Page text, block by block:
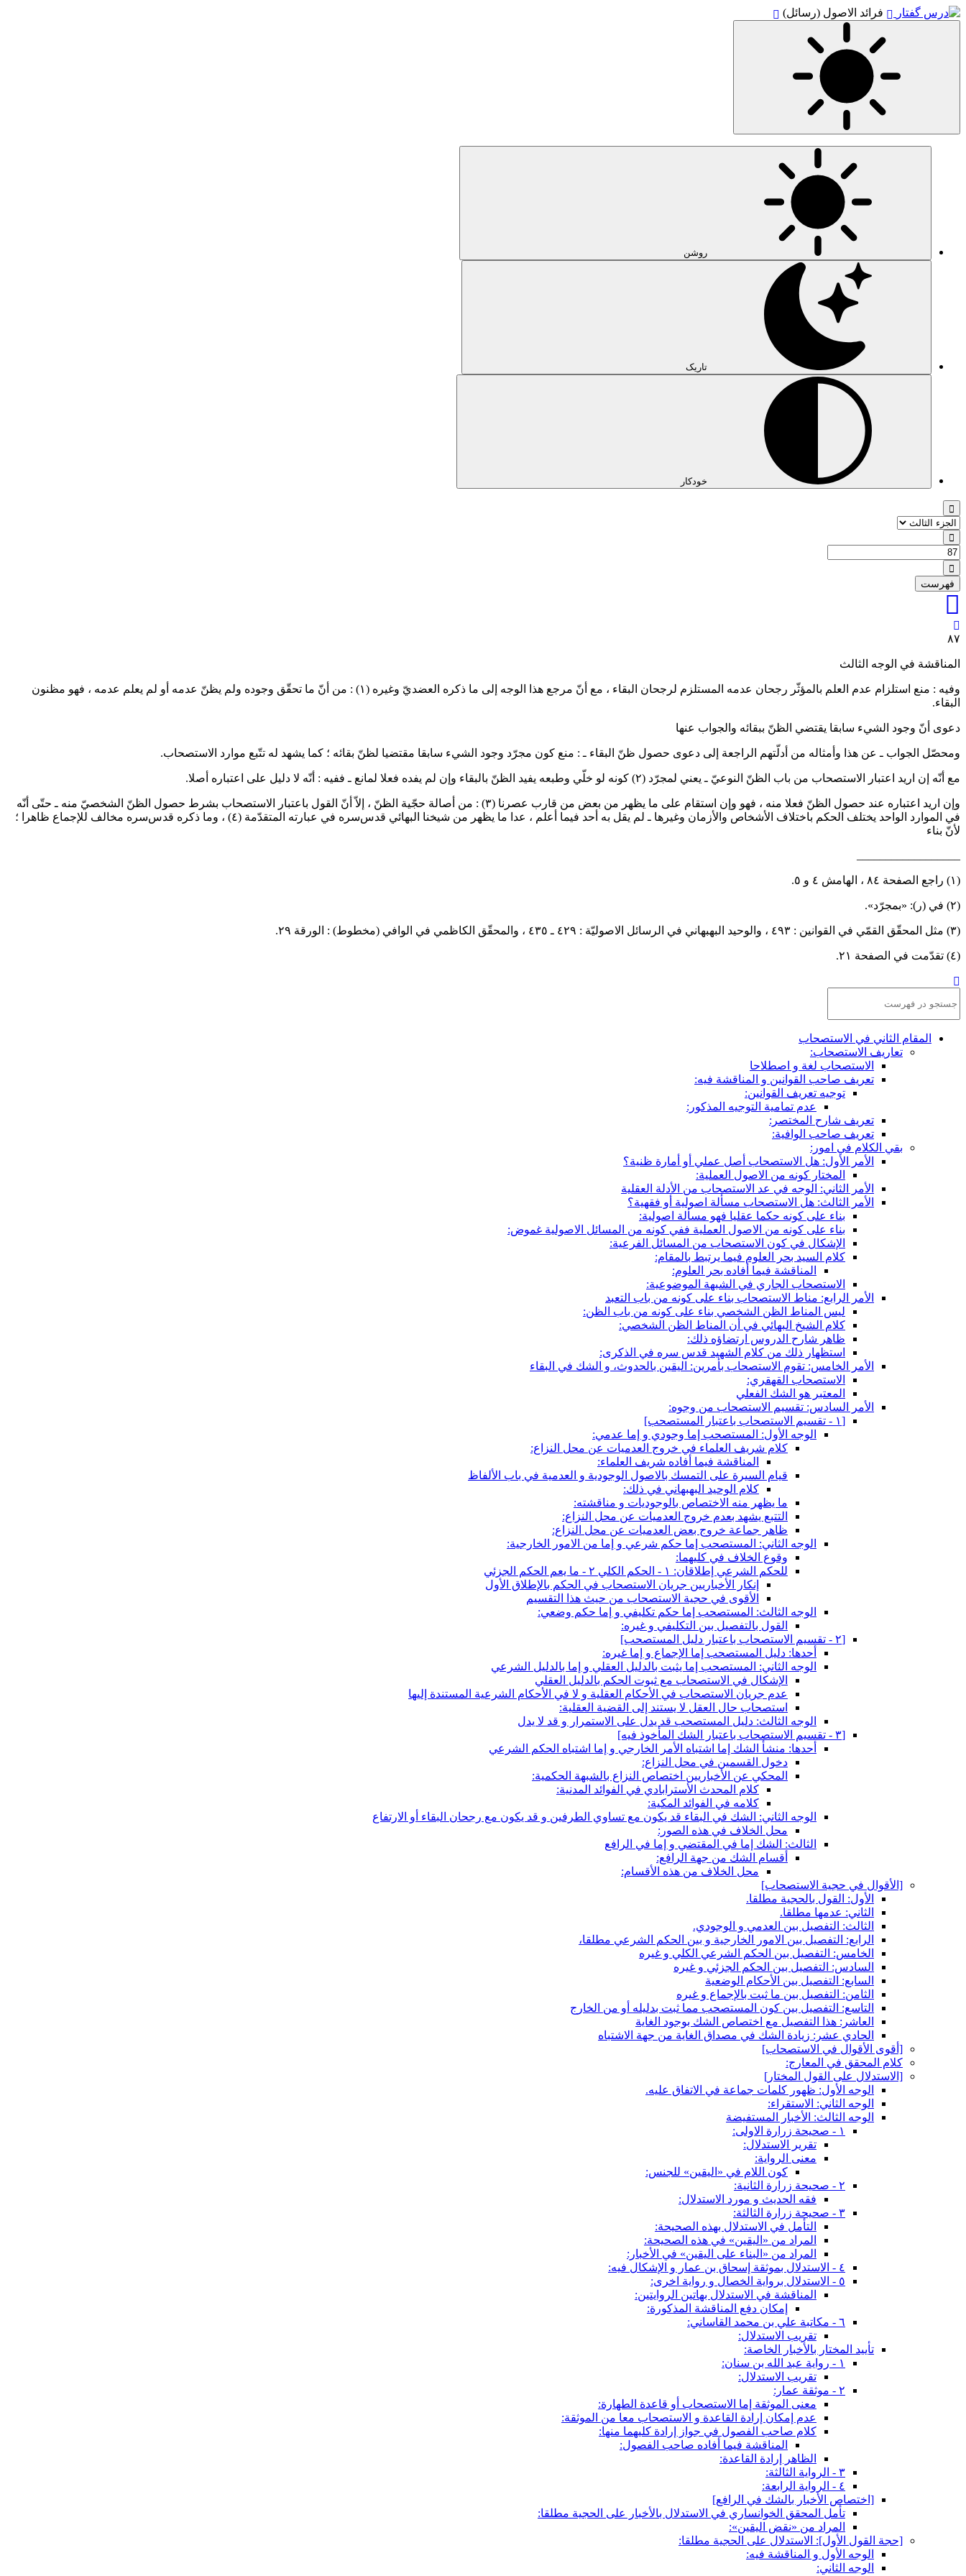
فرائد الاصول (رسائل)
فهرست
٨٧
المناقشة في الوجه الثالث
وفيه : منع استلزام عدم العلم بالمؤثّر رجحان عدمه المستلزم لرجحان البقاء ، مع أنّ مرجع هذا الوجه إلى ما ذكره العضديّ وغيره (١)
: من أنّ ما تحقّق وجوده ولم يظنّ عدمه أو لم يعلم عدمه ، فهو مظنون
البقاء.
دعوى أنّ وجود الشيء سابقا يقتضي الظنّ ببقائه والجواب عنها
ومحصّل الجواب ـ عن هذا وأمثاله من أدلّتهم الراجعة إلى دعوى حصول ظنّ البقاء ـ : منع كون مجرّد وجود الشيء سابقا مقتضيا لظنّ بقائه ؛ كما يشهد له تتّبع موارد الاستصحاب.
مع أنّه إن اريد اعتبار الاستصحاب من باب الظنّ النوعيّ ـ يعني لمجرّد (٢) كونه لو خلّي وطبعه يفيد الظنّ بالبقاء وإن لم يفده فعلا لمانع ـ ففيه : أنّه لا دليل على اعتباره أصلا.
وإن اريد اعتباره عند حصول الظنّ فعلا منه ، فهو وإن استقام على ما يظهر من بعض من قارب عصرنا (٣)
: من أصالة حجّية الظنّ ، إلاّ أنّ القول باعتبار الاستصحاب بشرط حصول الظنّ الشخصيّ منه ـ حتّى أنّه
في الموارد الواحد يختلف الحكم باختلاف الأشخاص والأزمان وغيرها ـ لم يقل به أحد فيما أعلم ، عدا ما يظهر من شيخنا البهائي قدس‌سره في عبارته المتقدّمة (٤) ، وما ذكره قدس‌سره مخالف للإجماع ظاهرا ؛
لأنّ بناء
(١) راجع الصفحة ٨٤ ، الهامش ٤ و ٥.
(٢) في (ر): «بمجرّد».
(٣) مثل المحقّق القمّي في القوانين : ٤٩٣ ، والوحيد البهبهاني في الرسائل الاصوليّة : ٤٢٩ ـ ٤٣٥ ، والمحقّق الكاظمي في الوافي (مخطوط) : الورقة ٢٩.
(٤) تقدّمت في الصفحة ٢١.
المقام الثاني في الاستصحاب
تعاريف الاستصحاب:
الاستصحاب لغة و اصطلاحا
تعريف صاحب القوانين و المناقشة فيه:
توجيه تعريف القوانين:
عدم تمامية التوجيه المذكور:
تعريف شارح المختصر:
تعريف صاحب الوافية:
بقي الكلام في امور:
الأمر الأول: هل الاستصحاب أصل عملي أو أمارة ظنية؟
المختار كونه من الاصول العملية:
الأمر الثاني: الوجه في عد الاستصحاب من الأدلة العقلية
الأمر الثالث: هل الاستصحاب مسألة اصولية أو فقهية؟
بناء على كونه حكما عقليا فهو مسألة اصولية:
بناء على كونه من الاصول العملية ففي كونه من المسائل الاصولية غموض:
الإشكال في كون الاستصحاب من المسائل الفرعية:
كلام السيد بحر العلوم فيما يرتبط بالمقام:
المناقشة فيما أفاده بحر العلوم:
الاستصحاب الجاري في الشبهة الموضوعية:
الأمر الرابع: مناط الاستصحاب بناء على كونه من باب التعبد
ليس المناط الظن الشخصي بناء على كونه من باب الظن:
كلام الشيخ البهائي في أن المناط الظن الشخصي:
ظاهر شارح الدروس ارتضاؤه ذلك:
استظهار ذلك من كلام الشهيد قدس سره في الذكرى:
الأمر الخامس: تقوم الاستصحاب بأمرين: اليقين بالحدوث، و الشك في البقاء
الاستصحاب القهقري:
المعتبر هو الشك الفعلي
الأمر السادس: تقسيم الاستصحاب من وجوه:
[١ - تقسيم الاستصحاب باعتبار المستصحب‏]
الوجه الأول: المستصحب إما وجودي و إما عدمي:
كلام شريف العلماء في خروج العدميات عن محل النزاع:
المناقشة فيما أفاده شريف العلماء:
قيام السيرة على التمسك بالاصول الوجودية و العدمية في باب الألفاظ
كلام الوحيد البهبهاني في ذلك:
ما يظهر منه الاختصاص بالوجوديات و مناقشته:
التتبع يشهد بعدم خروج العدميات عن محل النزاع:
ظاهر جماعة خروج بعض العدميات عن محل النزاع:
الوجه الثاني: المستصحب إما حكم شرعي و إما من الامور الخارجية:
وقوع الخلاف في كليهما:
للحكم الشرعي إطلاقان: ١ - الحكم الكلي ٢ - ما يعم الحكم الجزئي
إنكار الأخباريين جريان الاستصحاب في الحكم بالإطلاق الأول
الأقوى في حجية الاستصحاب من حيث هذا التقسيم
الوجه الثالث: المستصحب إما حكم تكليفي و إما حكم وضعي:
القول بالتفصيل بين التكليفي و غيره:
[٢ - تقسيم الاستصحاب باعتبار دليل المستصحب‏]
أحدها: دليل المستصحب إما الإجماع و إما غيره:
الوجه الثاني: المستصحب إما يثبت بالدليل العقلي و إما بالدليل الشرعي
الإشكال في الاستصحاب مع ثبوت الحكم بالدليل العقلي
عدم جريان الاستصحاب في الأحكام العقلية و لا في الأحكام الشرعية المستندة إليها
استصحاب حال العقل لا يستند إلى القضية العقلية:
الوجه الثالث: دليل المستصحب قد يدل على الاستمرار و قد لا يدل
[٣ - تقسيم الاستصحاب باعتبار الشك المأخوذ فيه‏]
أحدها: منشأ الشك إما اشتباه الأمر الخارجي و إما اشتباه الحكم الشرعي
دخول القسمين في محل النزاع:
المحكي عن الأخباريين اختصاص النزاع بالشبهة الحكمية:
كلام المحدث الأسترابادي في الفوائد المدنية:
كلامه في الفوائد المكية:
الوجه الثاني: الشك في البقاء قد يكون مع تساوي الطرفين و قد يكون مع رجحان البقاء أو الارتفاع
محل الخلاف في هذه الصور:
الثالث: الشك إما في المقتضي و إما في الرافع
أقسام الشك من جهة الرافع:
محل الخلاف من هذه الأقسام:
[الأقوال في حجية الاستصحاب‏]
الأول: القول بالحجية مطلقا.
الثاني: عدمها مطلقا.
الثالث: التفصيل بين العدمي و الوجودي.
الرابع: التفصيل بين الامور الخارجية و بين الحكم الشرعي مطلقا،
الخامس: التفصيل بين الحكم الشرعي الكلي و غيره
السادس: التفصيل بين الحكم الجزئي و غيره
السابع: التفصيل بين الأحكام الوضعية
الثامن: التفصيل بين ما ثبت بالإجماع و غيره
التاسع: التفصيل بين كون المستصحب مما ثبت بدليله أو من الخارج
العاشر: هذا التفصيل مع اختصاص الشك بوجود الغاية
الحادي عشر: زيادة الشك في مصداق الغاية من جهة الاشتباه
[أقوى الأقوال في الاستصحاب‏]
كلام المحقق في المعارج:
[الاستدلال على القول المختار]
الوجه الأول: ظهور كلمات جماعة في الاتفاق عليه.
الوجه الثاني: الاستقراء:
الوجه الثالث: الأخبار المستفيضة
١ - صحيحة زرارة الاولى:
تقرير الاستدلال:
معنى الرواية:
كون اللام في «اليقين» للجنس:
٢ - صحيحة زرارة الثانية:
فقه الحديث و مورد الاستدلال:
٣ - صحيحة زرارة الثالثة:
التأمل في الاستدلال بهذه الصحيحة:
المراد من «اليقين» في هذه الصحيحة:
المراد من «البناء على اليقين» في الأخبار:
٤ - الاستدلال بموثقة إسحاق بن عمار و الإشكال فيه:
٥ - الاستدلال برواية الخصال و رواية اخرى:
المناقشة في الاستدلال بهاتين الروايتين:
إمكان دفع المناقشة المذكورة:
٦ - مكاتبة علي بن محمد القاساني:
تقريب الاستدلال:
تأييد المختار بالأخبار الخاصة:
١ - رواية عبد الله بن سنان:
تقريب الاستدلال:
٢ - موثقة عمار:
معنى الموثقة إما الاستصحاب أو قاعدة الطهارة:
عدم إمكان إرادة القاعدة و الاستصحاب معا من الموثقة:
كلام صاحب الفصول في جواز إرادة كليهما منها:
المناقشة فيما أفاده صاحب الفصول:
الظاهر إرادة القاعدة:
٣ - الرواية الثالثة:
٤ - الرواية الرابعة:
[اختصاص الأخبار بالشك في الرافع‏]
تأمل المحقق الخوانساري في الاستدلال بالأخبار على الحجية مطلقا:
المراد من «نقض اليقين»:
[حجة القول الأول‏]: الاستدلال على الحجية مطلقا:
الوجه الأول و المناقشة فيه:
الوجه الثاني: